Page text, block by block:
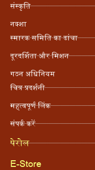
संस्कृति
नक्शा
स्मारक समिति का ढांचा
दूरदर्शिता और मिशन
गठन अधिनियम
चित्र प्रदर्शनी
महत्वपूर्ण लिंक
संपर्क करें
पेरोल
E-Store